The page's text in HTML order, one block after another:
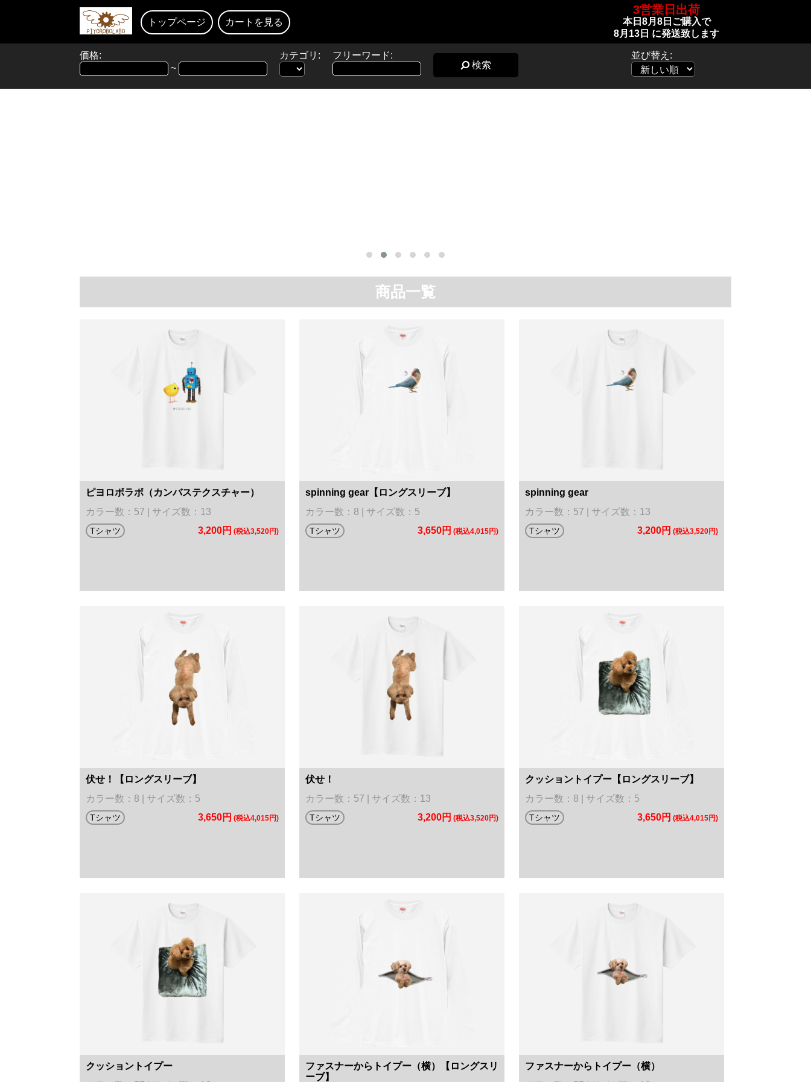
トップページ カートを見る
3営業日出荷
本日 8月8日 ご購入で
8月13日 に発送致します
価格:
~
カテゴリ:
フリーワード:
検索
並び替え:
商品一覧
ピヨロボラボ（カンバステクスチャー）
カラー数：57 | サイズ数：13
Tシャツ 3,200円 (税込3,520円)
spinning gear【ロングスリーブ】
カラー数：8 | サイズ数：5
Tシャツ 3,650円 (税込4,015円)
spinning gear
カラー数：57 | サイズ数：13
Tシャツ 3,200円 (税込3,520円)
伏せ！【ロングスリーブ】
カラー数：8 | サイズ数：5
Tシャツ 3,650円 (税込4,015円)
伏せ！
カラー数：57 | サイズ数：13
Tシャツ 3,200円 (税込3,520円)
クッショントイプー【ロングスリーブ】
カラー数：8 | サイズ数：5
Tシャツ 3,650円 (税込4,015円)
クッショントイプー
ファスナーからトイプー（横）【ロングスリ
ーブ】
ファスナーからトイプー（横）